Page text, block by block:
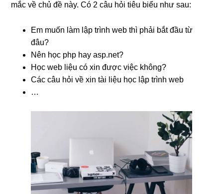
mắc về chủ đề này. Có 2 câu hỏi tiêu biểu như sau:
Em muốn làm lập trình web thì phải bắt đầu từ
đâu?
Nên học php hay asp.net?
Học web liệu có xin được việc không?
Các câu hỏi về xin tài liệu học lập trình web
…